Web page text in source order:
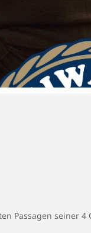
Passagen seiner